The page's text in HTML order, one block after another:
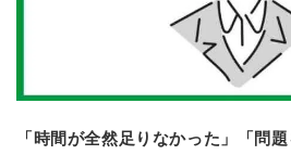
「時間が全然足りなかった」「問